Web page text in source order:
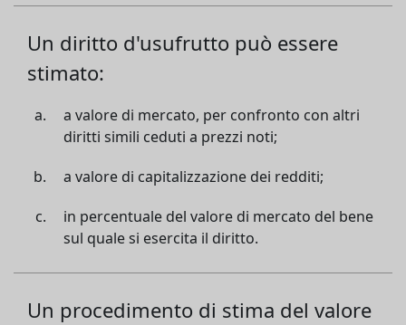
Un diritto d'usufrutto può essere
stimato:
a valore di mercato, per confronto con altri
diritti simili ceduti a prezzi noti;
a valore di capitalizzazione dei redditi;
in percentuale del valore di mercato del bene
sul quale si esercita il diritto.
Un procedimento di stima del valore